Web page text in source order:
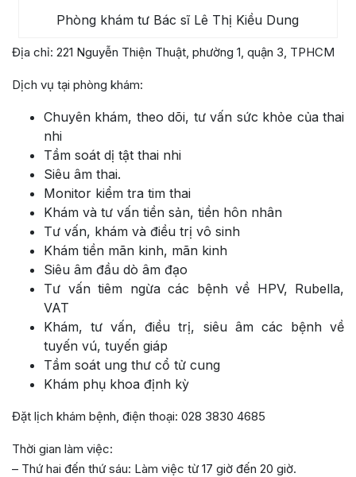
Phòng khám tư Bác sĩ Lê Thị Kiều Dung
Địa chỉ: 221 Nguyễn Thiện Thuật, phường 1, quận 3, TPHCM
Dịch vụ tại phòng khám:
Chuyên khám, theo dõi, tư vấn sức khỏe của thai
nhi
Tầm soát dị tật thai nhi
Siêu âm thai.
Monitor kiểm tra tim thai
Khám và tư vấn tiền sản, tiền hôn nhân
Tư vấn, khám và điều trị vô sinh
Khám tiền mãn kinh, mãn kinh
Siêu âm đầu dò âm đạo
Tư vấn tiêm ngừa các bệnh về HPV, Rubella,
VAT
Khám, tư vấn, điều trị, siêu âm các bệnh về
tuyến vú, tuyến giáp
Tầm soát ung thư cổ tử cung
Khám phụ khoa định kỳ
Đặt lịch khám bệnh, điện thoại: 028 3830 4685
Thời gian làm việc:
– Thứ hai đến thứ sáu: Làm việc từ 17 giờ đến 20 giờ.